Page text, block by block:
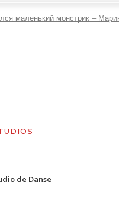
маленький монстрик –
de Danse